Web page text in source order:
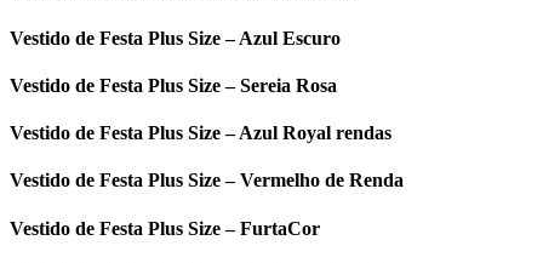
Vestido de Festa Plus Size – Azul Escuro
Vestido de Festa Plus Size – Sereia Rosa
Vestido de Festa Plus Size – Azul Royal rendas
Vestido de Festa Plus Size – Vermelho de Renda
Vestido de Festa Plus Size – FurtaCor